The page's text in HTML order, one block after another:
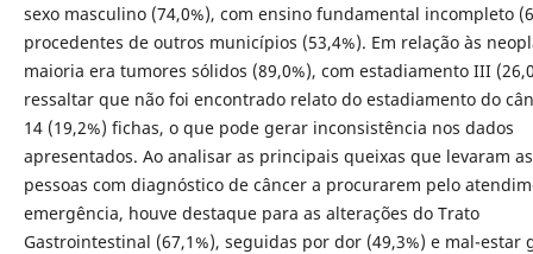
sexo masculino (74,0%), com ensino fundamental incompleto
procedentes de outros municípios (53,4%). Em relação às
maioria era tumores sólidos (89,0%), com estadiamento III
ressaltar que não foi encontrado relato do estadiamento do
14 (19,2%) fichas, o que pode gerar inconsistência nos dados
apresentados. Ao analisar as principais queixas que levaram as
pessoas com diagnóstico de câncer a procurarem pelo
emergência, houve destaque para as alterações do Trato
Gastrointestinal (67,1%), seguidas por dor (49,3%) e mal-estar